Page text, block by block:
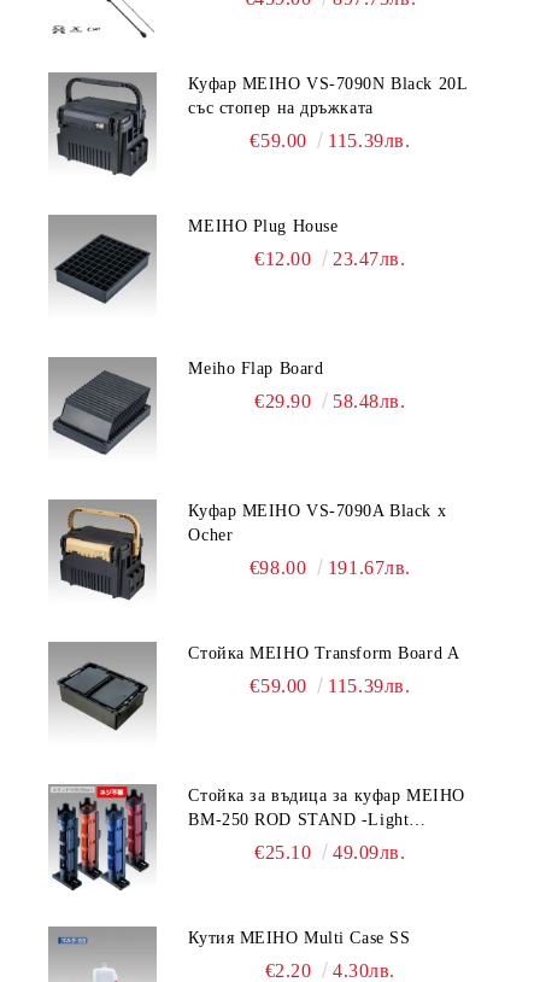
Куфар MEIHO VS-7090N Black 20L
със стопер на дръжката
€59.00 115.39лв.
MEIHO Plug House
€12.00 23.47лв.
Meiho Flap Board
€29.90 58.48лв.
Куфар MEIHO VS-7090A Black x
Ocher
€98.00 191.67лв.
Стойка MEIHO Transform Board A
€59.00 115.39лв.
Стойка за въдица за куфар MEIHO
BM-250 ROD STAND -Light
Blue/Black color
€25.10 49.09лв.
Кутия MEIHO Multi Case SS
€2.20 4.30лв.